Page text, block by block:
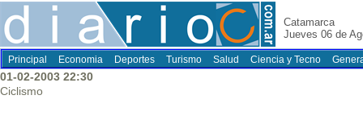
Catamarca
Jueves 06 de
Principal Economia Deportes Turismo Salud Ciencia y Tecno
01-02-2003 22:30
Ciclismo